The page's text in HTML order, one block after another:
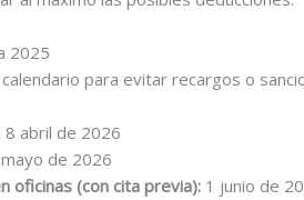
2025
para evitar recargos o
: 8 abril de 2026
de 2026
oficinas (con cita previa): 1 junio de